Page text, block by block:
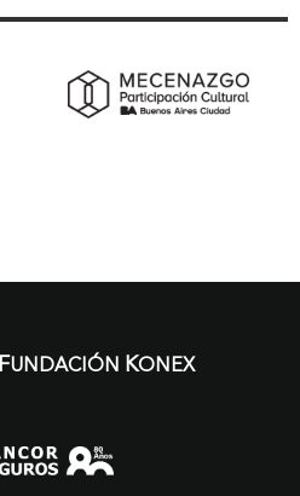
FUNDACIÓN KONEX